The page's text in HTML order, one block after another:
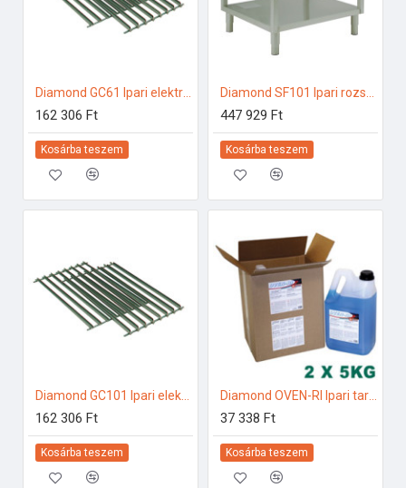
162 306 Ft
Kosárba teszem
447 929 Ft
Kosárba teszem
162 306 Ft
Kosárba teszem
Diamond OVEN-RI Ipari tartozékok
37 338 Ft
Kosárba teszem